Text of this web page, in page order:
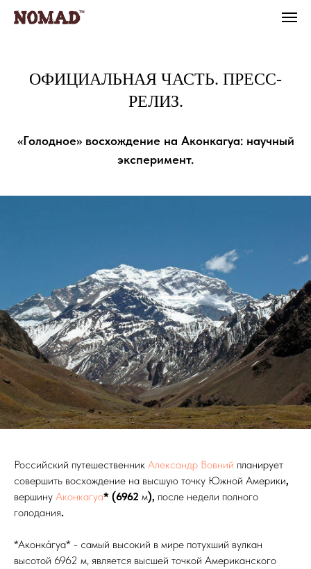
ОФИЦИАЛЬНАЯ ЧАСТЬ. ПРЕСС-
РЕЛИЗ.
«Голодное» восхождение на Аконкагуа: научный
эксперимент.
Российский путешественник Александр Вовний планирует
совершить восхождение на высшую точку Южной Америки,
вершину Аконкагуа* (6962 м), после недели полного
голодания.
*Аконка́гуа* - самый высокий в мире потухший вулкан
высотой 6962 м, является высшей точкой Американского